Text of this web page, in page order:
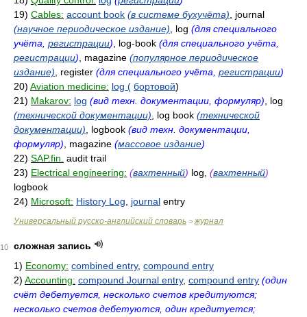
19) Cables: account book (в системе бухучёта) , journal
(научное периодическое издание) , log (для специального
учёта, регистрации) , log-book (для специального учёта,
регистрации) , magazine (популярное периодическое
издание) , register (для специального учёта, регистрации)
20) Aviation medicine: log ( бортовой)
21) Makarov: log (вид техн. документации, формуляр) , log
(технической документации) , log book (технической
документации) , logbook (вид техн. документации,
формуляр) , magazine (массовое издание)
22) SAP.fin. audit trail
23) Electrical engineering: (вахтенный) log, (вахтенный)
logbook
24) Microsoft: History Log journal entry
Универсальный русско-английский словарь > журнал
10
сложная запись
1) Economy: combined entry, compound entry
2) Accounting: compound Journal entry, compound entry (один
счёт дебетуется, несколько счетов кредитуются;
несколько счетов дебетуются, один кредитуется;